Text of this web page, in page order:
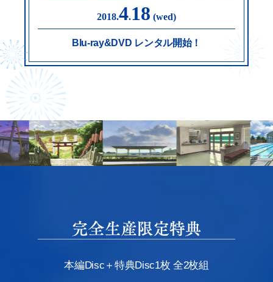
2018.4.18 (wed)
Blu-ray&DVD レンタル開始！
本編Disc＋特典Disc1枚 全2枚組